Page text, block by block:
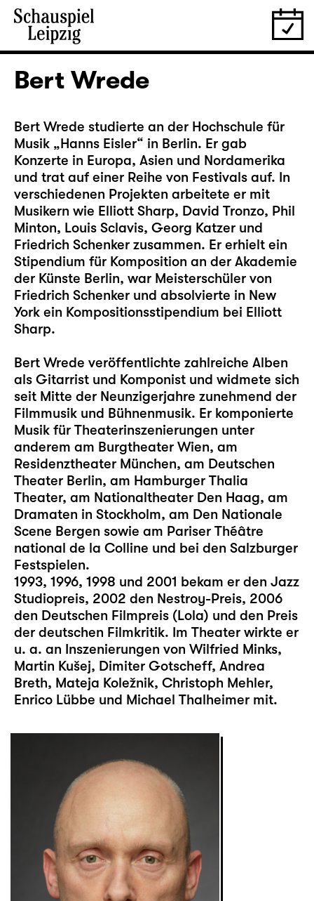
Bert Wrede
Bert Wrede studierte an der Hochschule für
Musik „Hanns Eisler“ in Berlin. Er gab
Konzerte in Europa, Asien und Nordamerika
und trat auf einer Reihe von Festivals auf. In
verschiedenen Projekten arbeitete er mit
Musikern wie Elliott Sharp, David Tronzo, Phil
Minton, Louis Sclavis, Georg Katzer und
Friedrich Schenker zusammen. Er erhielt ein
Stipendium für Komposition an der Akademie
der Künste Berlin, war Meisterschüler von
Friedrich Schenker und absolvierte in New
York ein Kompositionsstipendium bei Elliott
Sharp.
Bert Wrede veröffentlichte zahlreiche Alben
als Gitarrist und Komponist und widmete sich
seit Mitte der Neunzigerjahre zunehmend der
Filmmusik und Bühnenmusik. Er komponierte
Musik für Theaterinszenierungen unter
anderem am Burgtheater Wien, am
Residenztheater München, am Deutschen
Theater Berlin, am Hamburger Thalia
Theater, am Nationaltheater Den Haag, am
Dramaten in Stockholm, am Den Nationale
Scene Bergen sowie am Pariser Théâtre
national de la Colline und bei den Salzburger
Festspielen.
1993, 1996, 1998 und 2001 bekam er den Jazz
Studiopreis, 2002 den Nestroy-Preis, 2006
den Deutschen Filmpreis (Lola) und den Preis
der deutschen Filmkritik. Im Theater wirkte er
u. a. an Inszenierungen von Wilfried Minks,
Martin Kušej, Dimiter Gotscheff, Andrea
Breth, Mateja Koležnik, Christoph Mehler,
Enrico Lübbe und Michael Thalheimer mit.